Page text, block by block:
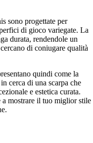
sono progettate per
di gioco variegate. La
durata, rendendole un
di coniugare qualità
quindi come la
cerca di una scarpa che
e estetica curata.
mostrare il tuo miglior stile